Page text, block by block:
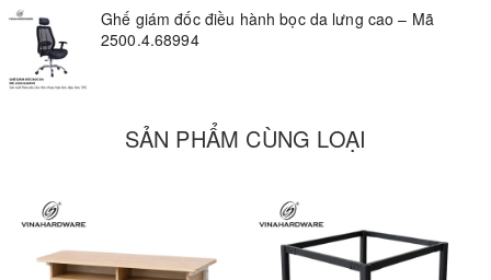
Ben hơi:
Loại Class 3 đạt chuẩn BIFMA
Cơ cấu:
Kích thước:
Tải trọng tối đa:
Bảo hành:
Ghế giám đốc điều hành bọc da lưng cao – Mã
2500.4.68994
SẢN PHẨM CÙNG LOẠI